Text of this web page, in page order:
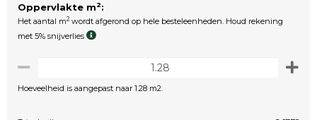
Oppervlakte m2:
Het aantal m2 wordt afgerond op hele besteleenheden. Houd rekening
met 5% snijverlies
Hoeveelheid is aangepast naar 1.28 m2.